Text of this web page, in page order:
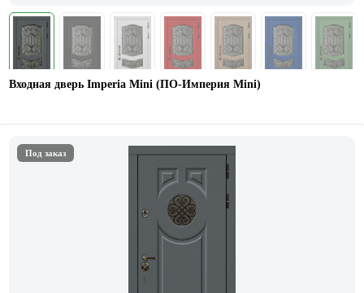
Входная дверь Imperia Mini (ПО-Империя Mini)
Под заказ